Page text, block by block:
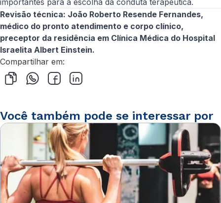
importantes para a escolha da conduta terapêutica.
Revisão técnica: João Roberto Resende Fernandes,
médico do pronto atendimento e corpo clínico,
preceptor da residência em Clínica Médica do Hospital
Israelita Albert Einstein.
Compartilhar em:
Você também pode se interessar por